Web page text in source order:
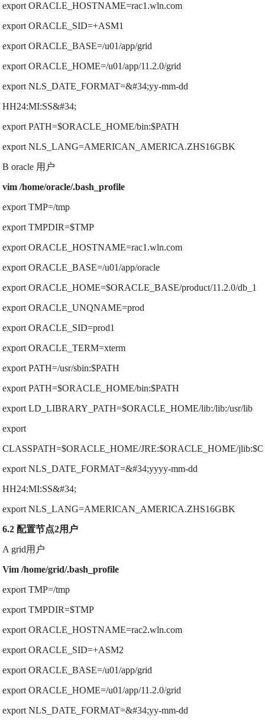
export ORACLE_HOSTNAME=rac1.wln.com
export ORACLE_SID=+ASM1
export ORACLE_BASE=/u01/app/grid
export ORACLE_HOME=/u01/app/11.2.0/grid
export NLS_DATE_FORMAT=&#34;yy-mm-dd
HH24:MI:SS&#34;
export PATH=$ORACLE_HOME/bin:$PATH
export NLS_LANG=AMERICAN_AMERICA.ZHS16GBK
B oracle 用户
vim /home/oracle/.bash_profile
export TMP=/tmp
export TMPDIR=$TMP
export ORACLE_HOSTNAME=rac1.wln.com
export ORACLE_BASE=/u01/app/oracle
export ORACLE_HOME=$ORACLE_BASE/product/11.2.0/db_1
export ORACLE_UNQNAME=prod
export ORACLE_SID=prod1
export ORACLE_TERM=xterm
export PATH=/usr/sbin:$PATH
export PATH=$ORACLE_HOME/bin:$PATH
export LD_LIBRARY_PATH=$ORACLE_HOME/lib:/lib:/usr/lib
export
CLASSPATH=$ORACLE_HOME/JRE:$ORACLE_HOME/
export NLS_DATE_FORMAT=&#34;yyyy-mm-dd
HH24:MI:SS&#34;
export NLS_LANG=AMERICAN_AMERICA.ZHS16GBK
6.2 配置节点2用户
A grid用户
Vim /home/grid/.bash_profile
export TMP=/tmp
export TMPDIR=$TMP
export ORACLE_HOSTNAME=rac2.wln.com
export ORACLE_SID=+ASM2
export ORACLE_BASE=/u01/app/grid
export ORACLE_HOME=/u01/app/11.2.0/grid
export NLS_DATE_FORMAT=&#34;yy-mm-dd